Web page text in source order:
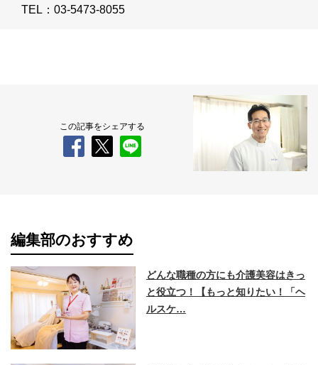
TEL：03-5473-8055
この記事をシェアする
編集部のおすすめ
どんな職種の方にも介護美容はきっ
と役立つ！【もっと知りたい！「ヘ
ルスケ…